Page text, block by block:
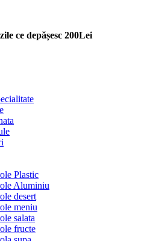
ce depășesc 200Lei
Plastic
Aluminiu
desert
meniu
salata
fructe